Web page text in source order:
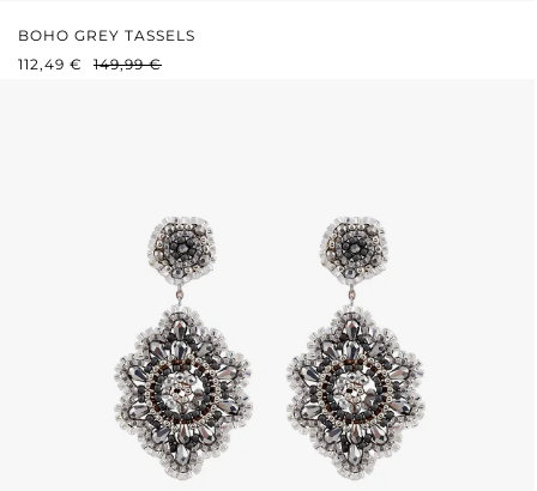
BOHO GREY TASSELS
PRIX DE VENTE :
112,49 € PRIX RÉGULIER :
149,99 €